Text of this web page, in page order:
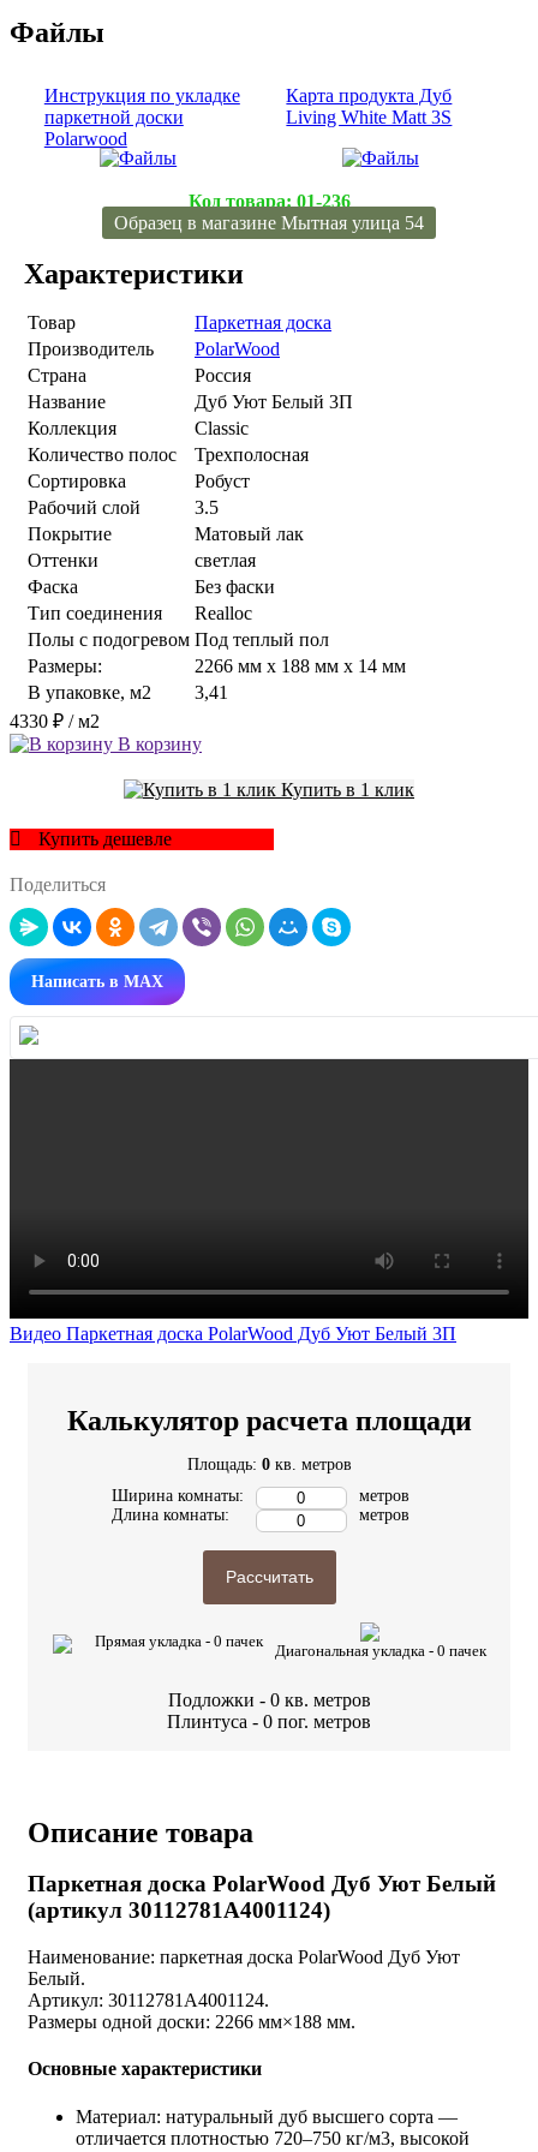
Файлы
Инструкция по укладке
паркетной доски
Polarwood
Карта продукта Дуб
Living White Matt 3S
Код товара: 01-236
Образец в магазине Мытная улица 54
Характеристики
Товар
Паркетная доска
Производитель
PolarWood
Страна
Россия
Название
Дуб Уют Белый 3П
Коллекция
Classic
Количество полос
Трехполосная
Сортировка
Робуст
Рабочий слой
3.5
Покрытие
Матовый лак
Оттенки
светлая
Фаска
Без фаски
Тип соединения
Realloc
Полы с подогревом Под теплый пол
Размеры:
2266 мм x 188 мм x 14 мм
В упаковке, м2
3,41
4330 ₽ / м2
В корзину
Купить в 1 клик
Купить дешевле
Поделиться
Написать в MAX
Видео Паркетная доска PolarWood Дуб Уют Белый 3П
Калькулятор расчета площади
Площадь: 0 кв. метров
Ширина комнаты:
Длина комнаты:
метров
метров
Рассчитать
Прямая укладка - 0 пачек
Диагональная укладка - 0 пачек
Подложки - 0 кв. метров
Плинтуса - 0 пог. метров
Описание товара
Паркетная доска PolarWood Дуб Уют Белый
(артикул 30112781A4001124)
Наименование: паркетная доска PolarWood Дуб Уют
Белый.
Артикул: 30112781A4001124.
Размеры одной доски: 2266 мм×188 мм.
Основные характеристики
Материал: натуральный дуб высшего сорта —
отличается плотностью 720–750 кг/м3, высокой